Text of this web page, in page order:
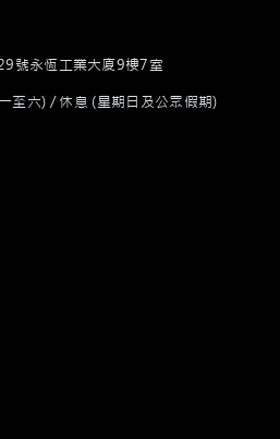
號永恆工業大廈9樓7室
至六) / 休息 (星期日及公眾假期)